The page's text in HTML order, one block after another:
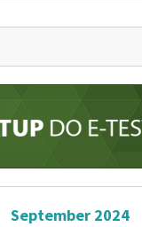
September 2024